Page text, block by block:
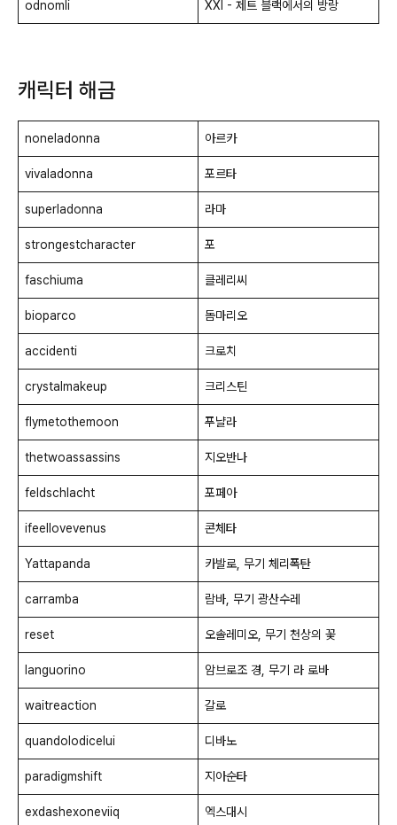
odnomli ⅩⅩⅠ - 제트 블랙에서의 방랑
캐릭터 해금
noneladonna 아르카
vivaladonna 포르타
superladonna 라마
strongestcharacter 포
faschiuma 클레리씨
bioparco 돔마리오
accidenti 크로치
crystalmakeup 크리스틴
flymetothemoon 푸냘라
thetwoassassins 지오반나
feldschlacht 포페아
ifeellovevenus 콘체타
Yattapanda 카발로, 무기 체리폭탄
carramba 람바, 무기 광산수레
reset 오솔레미오, 무기 천상의 꽃
languorino 암브로조 경, 무기 라 로바
waitreaction 갈로
quandolodicelui 디바노
paradigmshift 지아순타
exdashexoneviiq 엑스대시